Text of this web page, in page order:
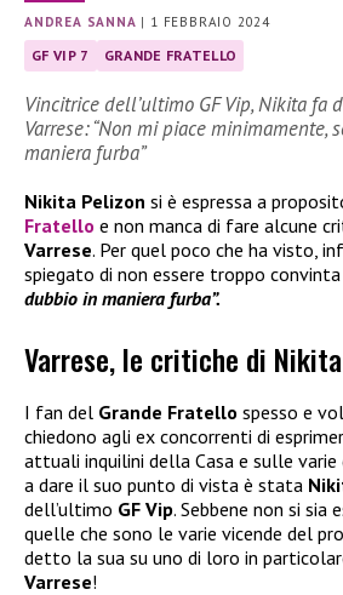
ANDREA SANNA | 1 FEBBRAIO 2024
GF VIP 7 GRANDE FRATELLO
Vincitrice dell’ultimo GF Vip, Nikita fa
Varrese: “Non mi piace minimamente,
maniera furba”
Nikita Pelizon si è espressa a
Fratello e non manca di fare alcune
Varrese. Per quel poco che ha visto,
spiegato di non essere troppo
dubbio in maniera furba”.
Varrese, le critiche di Nikita
I fan del Grande Fratello spesso e
chiedono agli ex concorrenti di
attuali inquilini della Casa e sulle varie
a dare il suo punto di vista è stata
dell’ultimo GF Vip. Sebbene non si sia
quelle che sono le varie vicende del
detto la sua su uno di loro in
Varrese!